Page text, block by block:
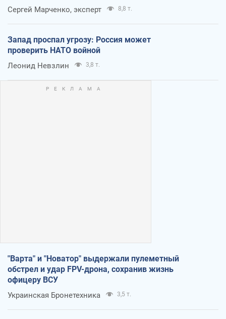
Сергей Марченко, эксперт 8,8 т.
Запад проспал угрозу: Россия может
проверить НАТО войной
Леонид Невзлин 3,8 т.
"Варта" и "Новатор" выдержали пулеметный
обстрел и удар FPV-дрона, сохранив жизнь
офицеру ВСУ
Украинская Бронетехника 3,5 т.